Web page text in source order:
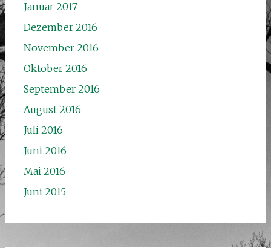
Januar 2017
Dezember 2016
November 2016
Oktober 2016
September 2016
August 2016
Juli 2016
Juni 2016
Mai 2016
Juni 2015